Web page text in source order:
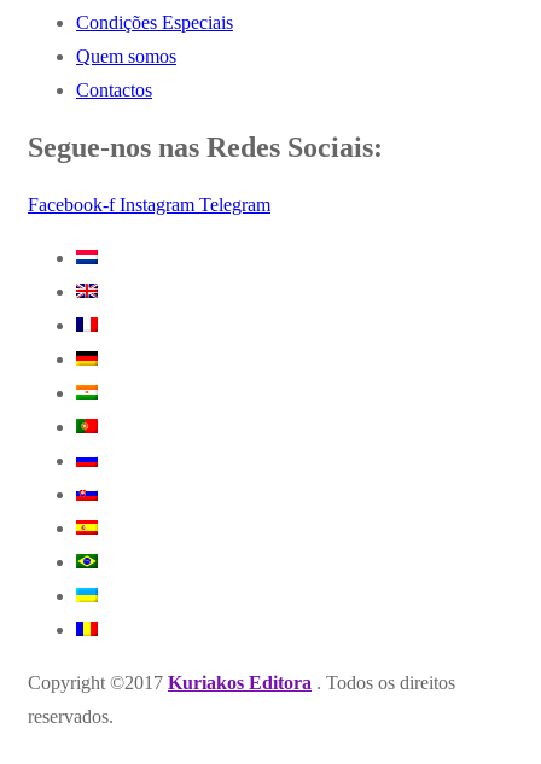
Condições Especiais
Quem somos
Contactos
Segue-nos nas Redes Sociais:
Facebook-f Instagram Telegram
Copyright ©2017 Kuriakos Editora . Todos os direitos
reservados.